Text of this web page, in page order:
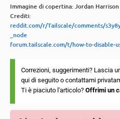
Immagine di copertina: Jordan Harrison
Crediti:
reddit.com/r/Tailscale/comments/
_node
forum.tailscale.com/t/how-to-disable-
Correzioni, suggerimenti? Lascia
qui di seguito o contattami
Ti è piaciuto l'articolo? Offrimi un